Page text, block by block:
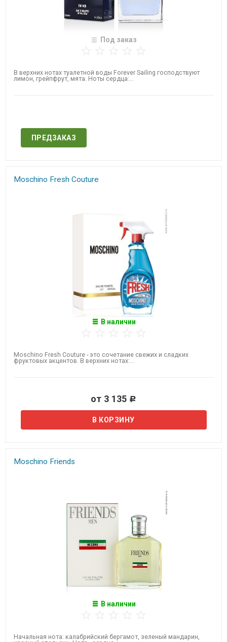
Под заказ
В верхних нотах туалетной воды Forever Sailing господствуют
лимон, грейпфрут, мята. Ноты сердца:...
ПРЕДЗАКАЗ
Moschino Fresh Couture
В наличии
Moschino Fresh Couture - это сочетание свежих и сладких
фруктовых акцентов. В верхних нотах:...
от 3 135 Р
Moschino Friends
В наличии
Начальная нота: калабрийский бергамот, зеленый мандарин,